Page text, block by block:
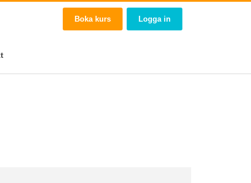
Boka kurs Logga in